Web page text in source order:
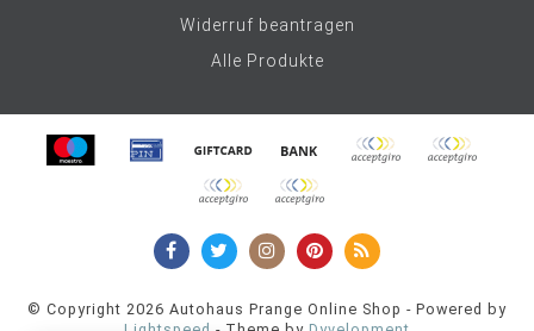
Widerruf beantragen
Alle Produkte
© Copyright 2026 Autohaus Prange Online Shop - Powered by